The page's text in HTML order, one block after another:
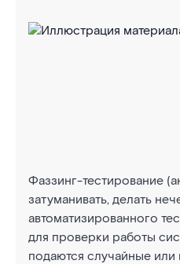
Фаззинг-тестирование
затуманивать, делать
автоматизированного
для проверки работы
подаются случайные